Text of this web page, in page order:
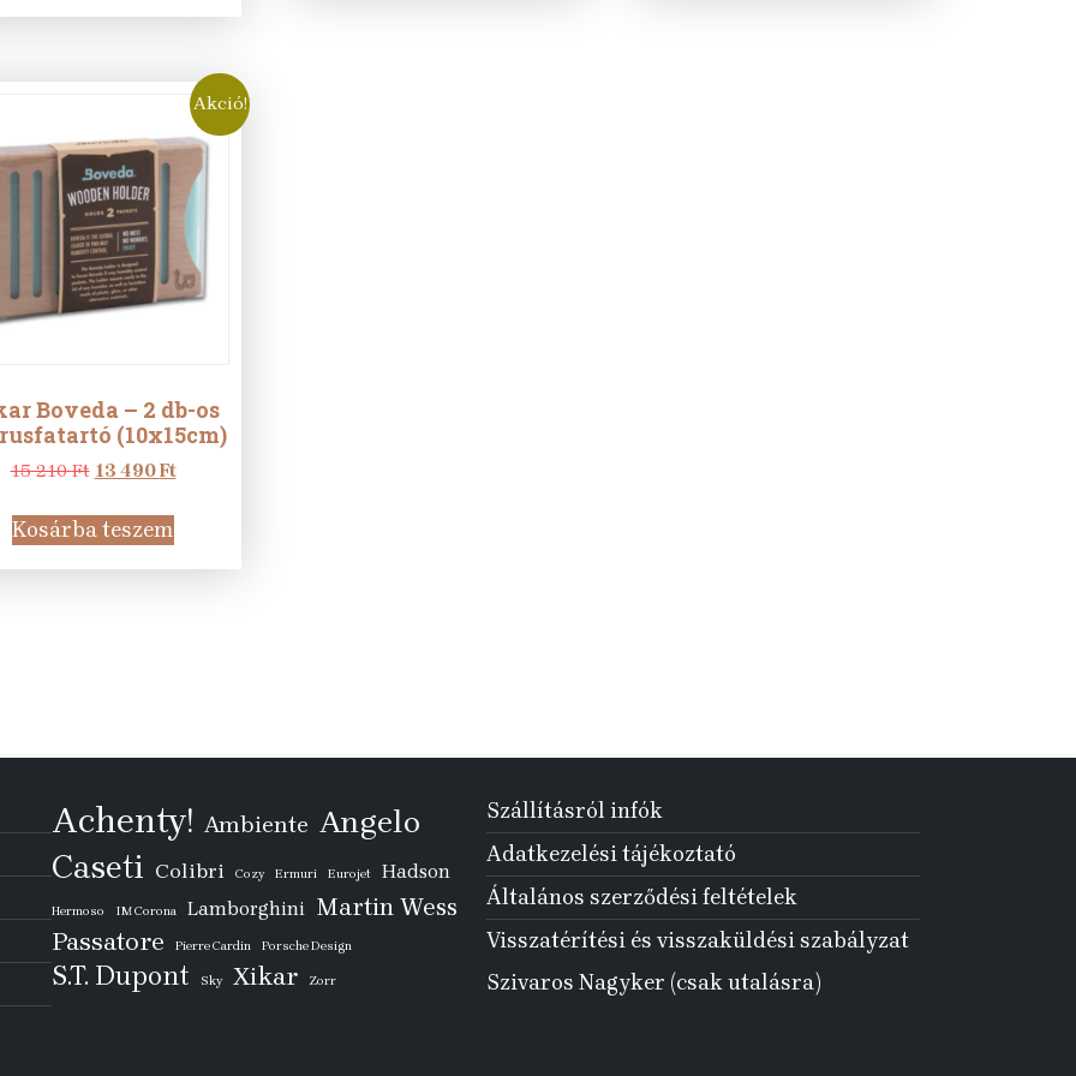
950 Ft.
990 Ft.
Akció!
Boveda – 2 db-os
(10x15cm)
15 210Ft Original
was:
15
210 Ft.
13 490FtCurrent
490 Ft.
Kosárba teszem
Achenty! Ambiente Angelo
Caseti Colibri Cozy Ermuri Eurojet Hadson
Hermoso IM Corona Lamborghini Martin Wess
Passatore Pierre Cardin Porsche Design
S.T. Dupont Sky Xikar Zorr
Szállításról infók
Adatkezelési tájékoztató
Általános szerződési feltételek
Visszatérítési és visszaküldési szabályzat
Szivaros Nagyker (csak utalásra)